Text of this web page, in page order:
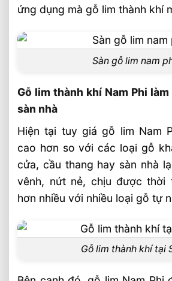
ứng dụng mà gỗ lim thành khí
Sàn gỗ lim nam
Gỗ lim thành khí Nam Phi
sàn nhà
Hiện tại tuy giá gỗ lim Nam
cao hơn so với các loại gỗ
cửa, cầu thang hay sàn nhà
vênh, nứt nẻ, chịu được thời
hơn nhiều với nhiều loại gỗ tự
Gỗ lim thành khí tại